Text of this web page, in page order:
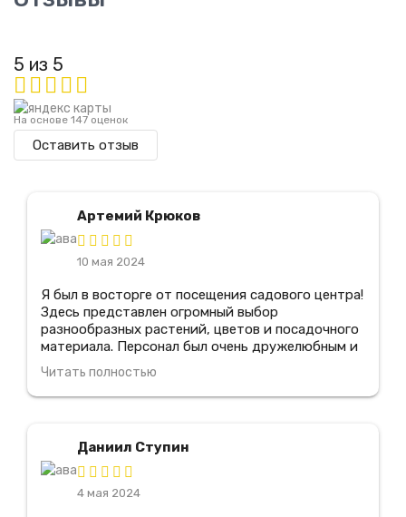
5 из 5
На основе 147 оценок
Оставить отзыв
Артемий Крюков
10 мая 2024
Я был в восторге от посещения садового центра!
Здесь представлен огромный выбор
разнообразных растений, цветов и посадочного
материала. Персонал был очень дружелюбным и
предоставил мне всю необходимую информацию
по уходу за растениями. Я также оценил
прекрасное качество продукции и отличные
вернусь сюда снова и рекомендую его всем
любителям садоводства.
Читать полностью
Даниил Ступин
4 мая 2024